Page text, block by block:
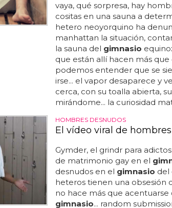
vaya, qué sorpresa, hay
cositas en una sauna a
hetero neoyorquino ha
manhattan la situación,
la sauna del gimnasio
que están allí hacen más que
podemos entender que se
irse... el vapor desaparece y
cerca, con su toalla abierta,
mirándome... la curiosidad
HOMBRES DESNUDOS
El vídeo viral de
Gymder, el grindr para
de matrimonio gay en el
desnudos en el gimnasio del
heteros tienen una obsesión
no hace más que
gimnasio... random